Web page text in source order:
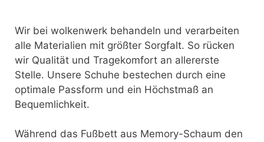
Wir bei wolkenwerk behandeln und verarbeiten
alle Materialien mit größter Sorgfalt. So rücken
wir Qualität und Tragekomfort an allererste
Stelle. Unsere Schuhe bestechen durch eine
optimale Passform und ein Höchstmaß an
Bequemlichkeit.
Während das Fußbett aus Memory-Schaum den